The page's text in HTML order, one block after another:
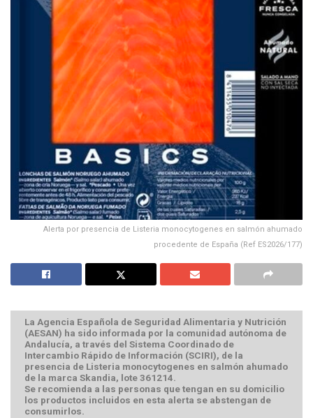
Alerta por presencia de Listeria monocytogenes en salmón ahumado
procedente de España (Ref ES2026/177)
La Agencia Española de Seguridad Alimentaria y Nutrición
(AESAN) ha sido informada por la comunidad autónoma de
Andalucía, a través del Sistema Coordinado de
Intercambio Rápido de Información (SCIRI), de la
presencia de Listeria monocytogenes en salmón ahumado
de la marca Skandia, lote 361214.
Se recomienda a las personas que tengan en su domicilio
los productos incluidos en esta alerta se abstengan de
consumirlos.